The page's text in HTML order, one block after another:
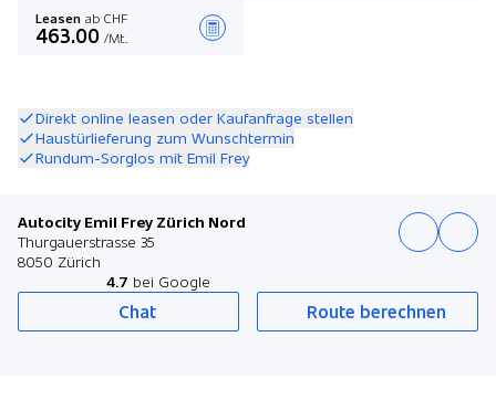
Leasen ab CHF
463.00 /Mt.
Direkt online leasen oder Kaufanfrage stellen
Haustürlieferung zum Wunschtermin
Rundum-Sorglos mit Emil Frey
Autocity Emil Frey Zürich Nord
Thurgauerstrasse 35
8050 Zürich
4.7 bei Google
Chat Route berechnen